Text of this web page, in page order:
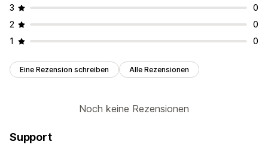
3
0
2
0
1
0
Eine Rezension schreiben Alle Rezensionen
Noch keine Rezensionen
Support